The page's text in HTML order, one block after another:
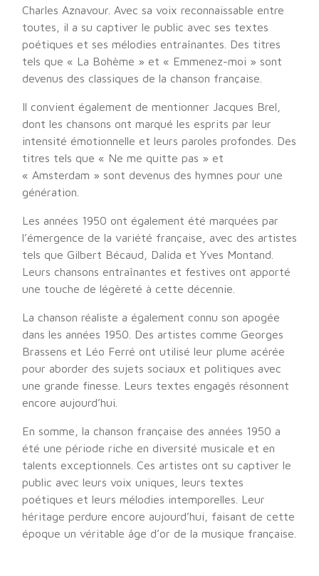
Charles Aznavour. Avec sa voix reconnaissable entre
toutes, il a su captiver le public avec ses textes
poétiques et ses mélodies entraînantes. Des titres
tels que « La Bohème » et « Emmenez-moi » sont
devenus des classiques de la chanson française.
Il convient également de mentionner Jacques Brel,
dont les chansons ont marqué les esprits par leur
intensité émotionnelle et leurs paroles profondes. Des
titres tels que « Ne me quitte pas » et
« Amsterdam » sont devenus des hymnes pour une
génération.
Les années 1950 ont également été marquées par
l’émergence de la variété française, avec des artistes
tels que Gilbert Bécaud, Dalida et Yves Montand.
Leurs chansons entraînantes et festives ont apporté
une touche de légèreté à cette décennie.
La chanson réaliste a également connu son apogée
dans les années 1950. Des artistes comme Georges
Brassens et Léo Ferré ont utilisé leur plume acérée
pour aborder des sujets sociaux et politiques avec
une grande finesse. Leurs textes engagés résonnent
encore aujourd’hui.
En somme, la chanson française des années 1950 a
été une période riche en diversité musicale et en
talents exceptionnels. Ces artistes ont su captiver le
public avec leurs voix uniques, leurs textes
poétiques et leurs mélodies intemporelles. Leur
héritage perdure encore aujourd’hui, faisant de cette
époque un véritable âge d’or de la musique française.